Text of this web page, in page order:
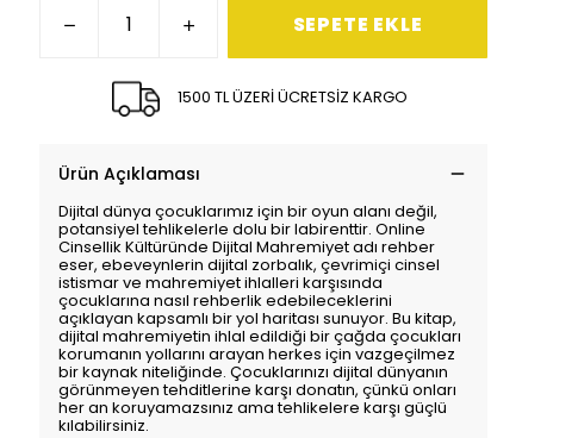
SEPETE EKLE
1500 TL ÜZERİ ÜCRETSİZ KARGO
Ürün Açıklaması
Dijital dünya çocuklarımız için bir oyun alanı değil,
potansiyel tehlikelerle dolu bir labirenttir. Online
Cinsellik Kültüründe Dijital Mahremiyet adı rehber
eser, ebeveynlerin dijital zorbalık, çevrimiçi cinsel
istismar ve mahremiyet ihlalleri karşısında
çocuklarına nasıl rehberlik edebileceklerini
açıklayan kapsamlı bir yol haritası sunuyor. Bu kitap,
dijital mahremiyetin ihlal edildiği bir çağda çocukları
korumanın yollarını arayan herkes için vazgeçilmez
bir kaynak niteliğinde. Çocuklarınızı dijital dünyanın
görünmeyen tehditlerine karşı donatın, çünkü onları
her an koruyamazsınız ama tehlikelere karşı güçlü
kılabilirsiniz.